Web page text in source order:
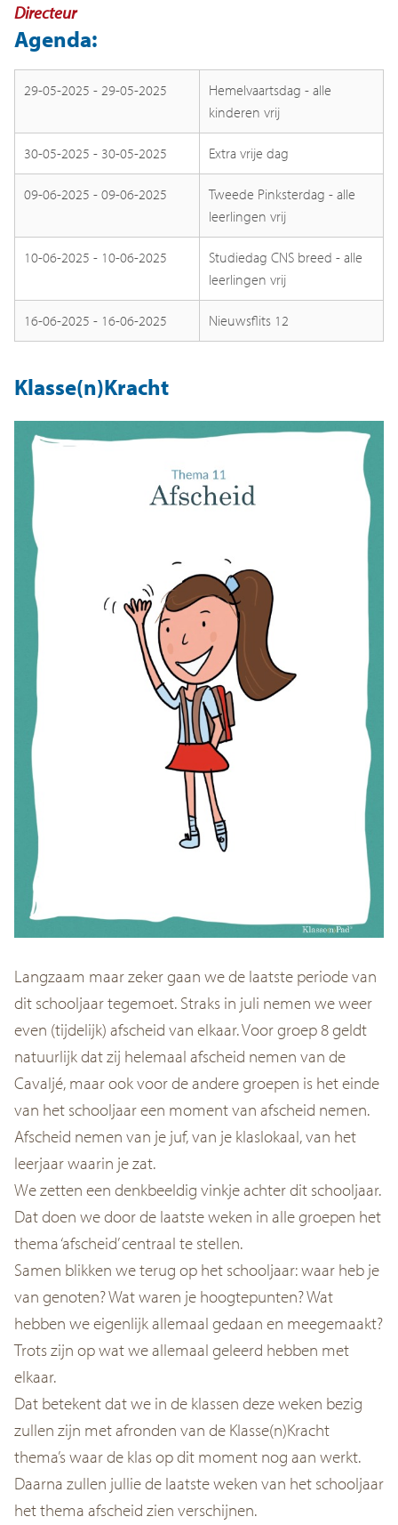
Directeur
Agenda:
29-05-2025 - 29-05-2025
Hemelvaartsdag - alle
kinderen vrij
30-05-2025 - 30-05-2025 Extra vrije dag
09-06-2025 - 09-06-2025
Tweede Pinksterdag - alle
leerlingen vrij
10-06-2025 - 10-06-2025
Studiedag CNS breed - alle
leerlingen vrij
16-06-2025 - 16-06-2025 Nieuwsflits 12
Klasse(n)Kracht
Langzaam maar zeker gaan we de laatste periode van
dit schooljaar tegemoet. Straks in juli nemen we weer
even (tijdelijk) afscheid van elkaar. Voor groep 8 geldt
natuurlijk dat zij helemaal afscheid nemen van de
Cavaljé, maar ook voor de andere groepen is het einde
van het schooljaar een moment van afscheid nemen.
Afscheid nemen van je juf, van je klaslokaal, van het
leerjaar waarin je zat.
We zetten een denkbeeldig vinkje achter dit schooljaar.
Dat doen we door de laatste weken in alle groepen het
thema ‘afscheid’ centraal te stellen.
Samen blikken we terug op het schooljaar: waar heb je
van genoten? Wat waren je hoogtepunten? Wat
hebben we eigenlijk allemaal gedaan en meegemaakt?
Trots zijn op wat we allemaal geleerd hebben met
elkaar.
Dat betekent dat we in de klassen deze weken bezig
zullen zijn met afronden van de Klasse(n)Kracht
thema’s waar de klas op dit moment nog aan werkt.
Daarna zullen jullie de laatste weken van het schooljaar
het thema afscheid zien verschijnen.